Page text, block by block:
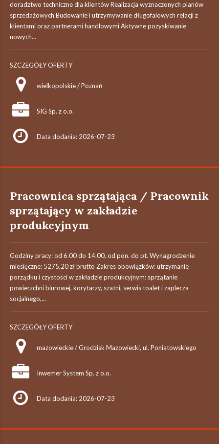
doradztwo techniczne dla klientów Realizacja wyznaczonych planów
sprzedażowych Budowanie i utrzymywanie długofalowych relacji z
klientami oraz partnerami handlowymi Aktywne pozyskiwanie
nowych...
SZCZEGÓŁY OFERTY
wielkopolskie / Poznań
SIG Sp. z o.o.
Data dodania: 2026-07-23
Pracownica sprzątająca / Pracownik
sprzątający w zakładzie
produkcyjnym
Godziny pracy: od 6.00 do 14.00, od pon. do pt. Wynagrodzenie
miesięczne: 5275,20 zł brutto Zakres obowiązków: utrzymanie
porządku i czystości w zakładzie produkcyjnym: sprzątanie
powierzchni biurowej, korytarzy, szatni, serwis toalet i zaplecza
socjalnego,...
SZCZEGÓŁY OFERTY
mazowieckie / Grodzisk Mazowiecki, ul. Poniatowskiego
Inwemer System Sp. z o.o.
Data dodania: 2026-07-23